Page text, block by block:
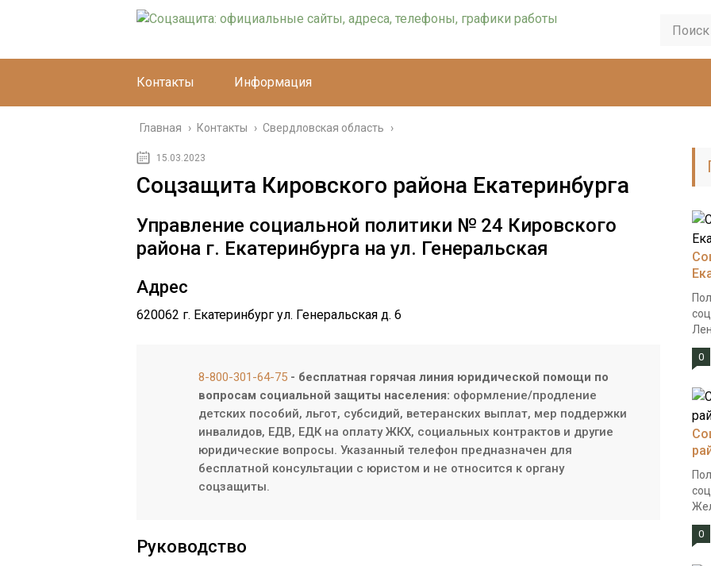
Контакты Информация
Главная › Контакты › Свердловская область ›
15.03.2023
Соцзащита Кировского района Екатеринбурга
Управление социальной политики № 24 Кировского
района г. Екатеринбурга на ул. Генеральская
Адрес
620062 г. Екатеринбург ул. Генеральская д. 6
8-800-301-64-75 - бесплатная горячая линия юридической помощи по
вопросам социальной защиты населения: оформление/продление
детских пособий, льгот, субсидий, ветеранских выплат, мер поддержки
инвалидов, ЕДВ, ЕДК на оплату ЖКХ, социальных контрактов и другие
юридические вопросы. Указанный телефон предназначен для
бесплатной консультации с юристом и не относится к органу
соцзащиты.
Руководство
0
0